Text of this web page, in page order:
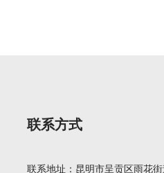
联系方式
联系地址：昆明市呈贡区雨花